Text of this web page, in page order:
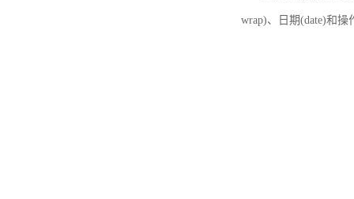
wrap)、日期(date)和操